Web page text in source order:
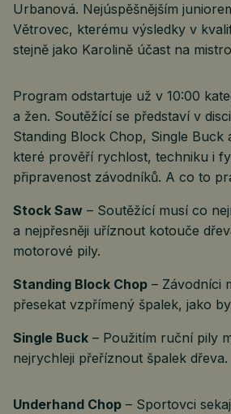
Urbanová. Nejúspěšnějším
Větrovec, kterému výsledky v
stejně jako Karolině účast na
Program odstartuje už v 10:00
a žen. Soutěžící se představí v
Standing Block Chop, Single Buck
které prověří rychlost, techniku i
připravenost závodníků. A co to
Stock Saw – Soutěžící musí co
a nejpřesněji uříznout kotouče
motorové pily.
Standing Block Chop – Závodníci
přesekat vzpřímený špalek, jako
Single Buck – Použitím ruční pily
nejrychleji přeříznout špalek dřeva.
Underhand Chop – Sportovci